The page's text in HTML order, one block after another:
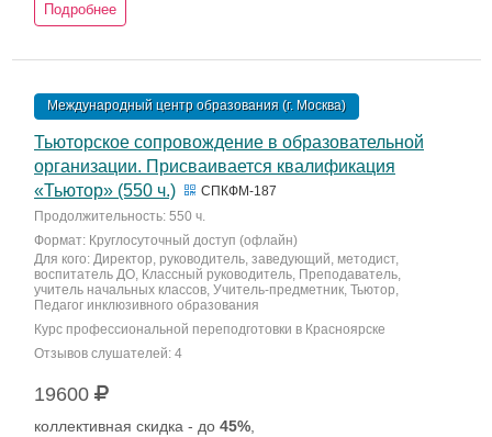
Подробнее
Международный центр образования (г. Москва)
Тьюторское сопровождение в образовательной
организации. Присваивается квалификация
«Тьютор» (550 ч.)
СПКФМ-187
Продолжительность: 550 ч.
Формат: Круглосуточный доступ (офлайн)
Для кого: Директор, руководитель, заведующий, методист,
воспитатель ДО, Классный руководитель, Преподаватель,
учитель начальных классов, Учитель-предметник, Тьютор,
Педагог инклюзивного образования
Курс профессиональной переподготовки в Красноярске
Отзывов слушателей: 4
19600
коллективная скидка - до 45%